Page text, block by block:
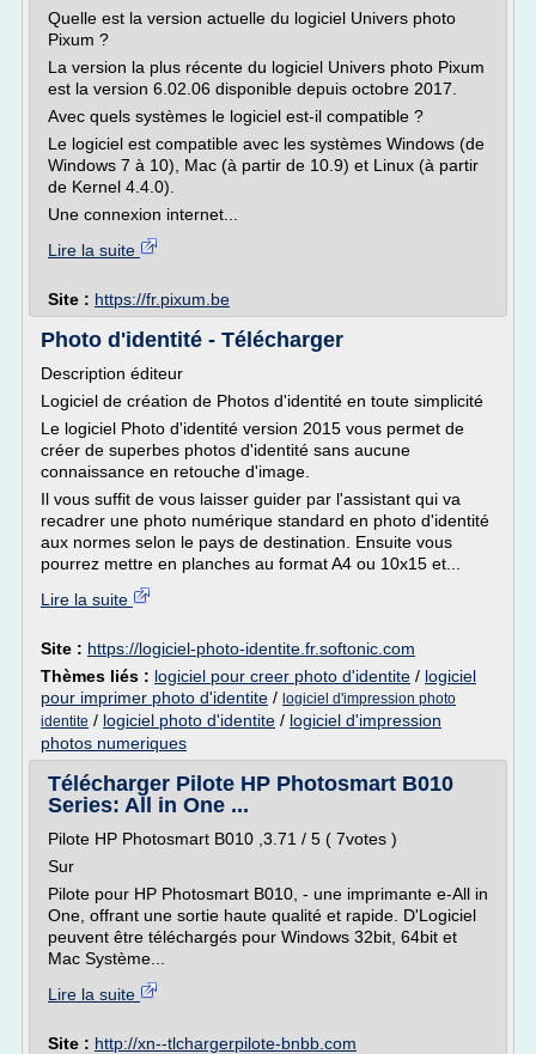
Quelle est la version actuelle du logiciel Univers photo
Pixum ?
La version la plus récente du logiciel Univers photo Pixum
est la version 6.02.06 disponible depuis octobre 2017.
Avec quels systèmes le logiciel est-il compatible ?
Le logiciel est compatible avec les systèmes Windows (de
Windows 7 à 10), Mac (à partir de 10.9) et Linux (à partir
de Kernel 4.4.0).
Une connexion internet...
Lire la suite
Site : https://fr.pixum.be
Photo d'identité - Télécharger
Description éditeur
Logiciel de création de Photos d'identité en toute simplicité
Le logiciel Photo d'identité version 2015 vous permet de
créer de superbes photos d'identité sans aucune
connaissance en retouche d'image.
Il vous suffit de vous laisser guider par l'assistant qui va
recadrer une photo numérique standard en photo d'identité
aux normes selon le pays de destination. Ensuite vous
pourrez mettre en planches au format A4 ou 10x15 et...
Lire la suite
Site : https://logiciel-photo-identite.fr.softonic.com
Thèmes liés : logiciel pour creer photo d'identite / logiciel
pour imprimer photo d'identite / logiciel d'impression photo
identite / logiciel photo d'identite / logiciel d'impression
photos numeriques
Télécharger Pilote HP Photosmart B010
Series: All in One ...
Pilote HP Photosmart B010 ,3.71 / 5 ( 7votes )
Sur
Pilote pour HP Photosmart B010, - une imprimante e-All in
One, offrant une sortie haute qualité et rapide. D'Logiciel
peuvent être téléchargés pour Windows 32bit, 64bit et
Mac Système...
Lire la suite
Site : http://xn--tlchargerpilote-bnbb.com